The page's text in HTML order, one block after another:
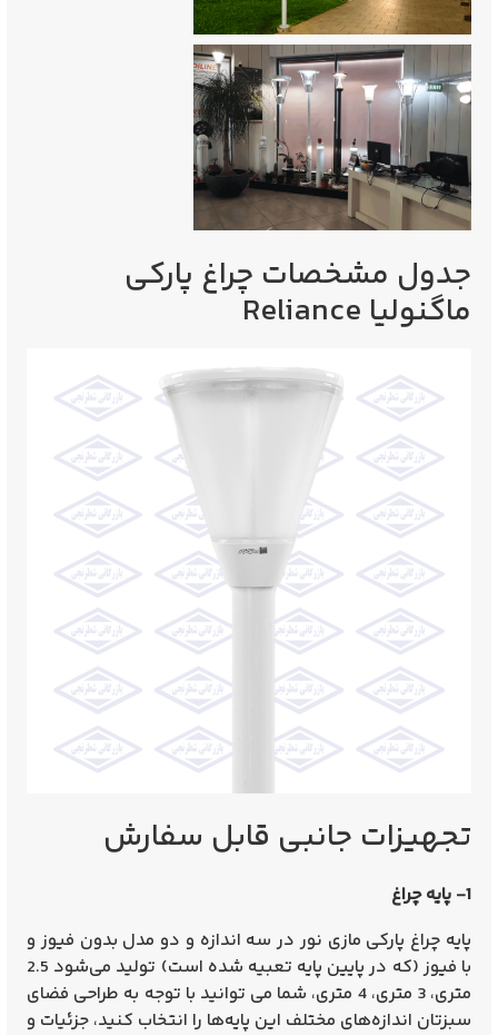
جدول مشخصات چراغ پارکی
ماگنولیا Reliance
تجهیزات جانبی قابل سفارش
1- پایه چراغ
پایه چراغ پارکی مازی نور در سه اندازه و دو مدل بدون فیوز و
با فیوز (که در پایین پایه تعبیه شده است) تولید می‌شود 2.5
متری، 3 متری، 4 متری، شما می توانید با توجه به طراحی فضای
سبزتان اندازه‌های مختلف این پایه‌ها را انتخاب کنید، جزئیات و